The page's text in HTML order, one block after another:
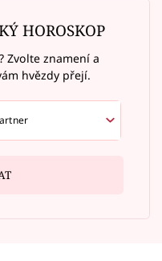
HOROSKOP
Zvolte znamení a
hvězdy přejí.